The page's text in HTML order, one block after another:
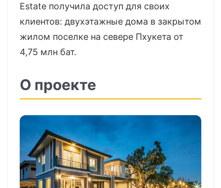
Estate получила доступ для своих
клиентов: двухэтажные дома в закрытом
жилом поселке на севере Пхукета от
4,75 млн бат.
О проекте